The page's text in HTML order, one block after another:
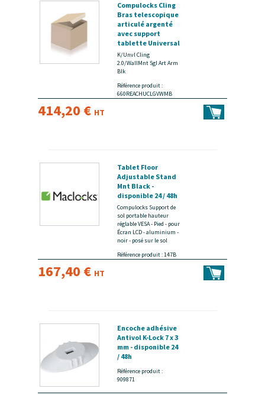
Compulocks Cling
Bras telescopique
articulé argenté
avec support
tablette Universal
Noir - Kit de
montage - bras
réglable - pour
tablette - noir,
argent - Taille
d'écran : jusqu'à
K/Unvl Cling
2.0/WallMnt Sgl Art Arm
Blk
Référence produit :
660REACHUCLGVWMB
414,20 € HT
Tablet Floor
Adjustable Stand
Mnt Black -
disponible 24 / 48h
Compulocks Support de
sol portable hauteur
réglable VESA - Pied - pour
Écran LCD - aluminium -
noir - posé sur le sol
Référence produit : 147B
167,40 € HT
Encoche adhésive
Antivol K-Lock 7 x 3
mm - disponible 24
/ 48h
Référence produit :
909871